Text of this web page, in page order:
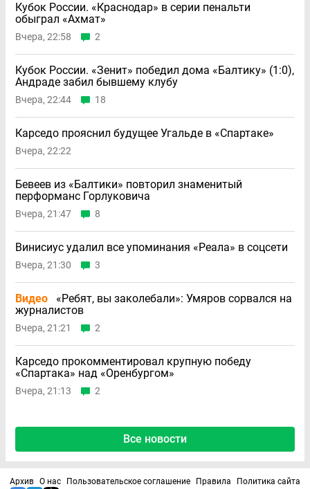
Кубок России. «Краснодар» в серии пенальти
обыграл «Ахмат»
Вчера, 22:58 2
Кубок России. «Зенит» победил дома «Балтику» (1:0),
Андраде забил бывшему клубу
Вчера, 22:44 18
Карседо прояснил будущее Угальде в «Спартаке»
Вчера, 22:22
Бевеев из «Балтики» повторил знаменитый
перформанс Горлуковича
Вчера, 21:47 8
Винисиус удалил все упоминания «Реала» в соцсети
Вчера, 21:30 3
Видео
«Ребят, вы заколебали»: Умяров сорвался на
журналистов
Вчера, 21:21 2
Карседо прокомментировал крупную победу
«Спартака» над «Оренбургом»
Вчера, 21:13 2
Все новости
Архив О нас Пользовательское соглашение Правила Политика сайта